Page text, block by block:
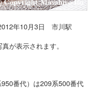
年10月3日 市川駅
が表示されます。
番代）は209系500番代